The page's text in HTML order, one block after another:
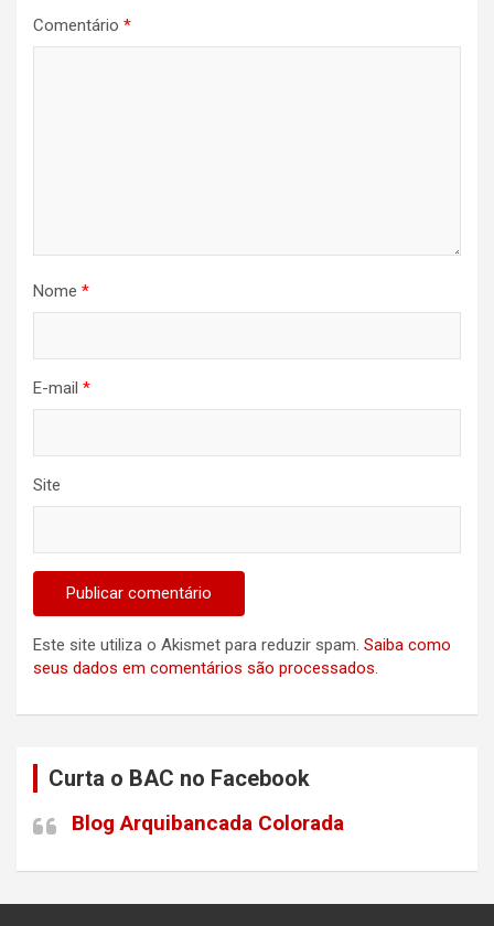
Comentário *
Nome *
E-mail *
Site
Este site utiliza o Akismet para reduzir spam. Saiba como
seus dados em comentários são processados.
Curta o BAC no Facebook
Blog Arquibancada Colorada